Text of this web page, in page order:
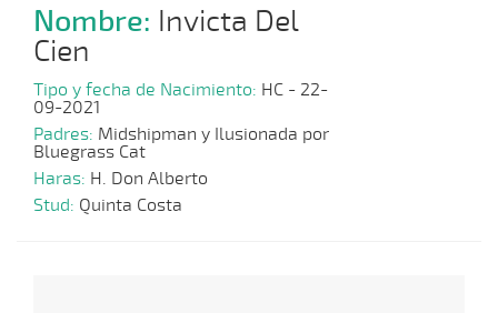
Nombre: Invicta Del
Cien
Tipo y fecha de Nacimiento: HC - 22-
09-2021
Padres: Midshipman y Ilusionada por
Bluegrass Cat
Haras: H. Don Alberto
Stud: Quinta Costa